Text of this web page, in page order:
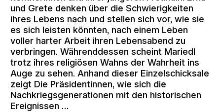
und Grete denken über die Schwierigkeiten
ihres Lebens nach und stellen sich vor, wie sie
es sich leisten könnten, nach einem Leben
voller harter Arbeit ihren Lebensabend zu
verbringen. Währenddessen scheint Mariedl
trotz ihres religiösen Wahns der Wahrheit ins
Auge zu sehen. Anhand dieser Einzelschicksale
zeigt Die Präsidentinnen, wie sich die
Nachkriegsgenerationen mit den historischen
Ereignissen …